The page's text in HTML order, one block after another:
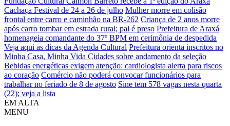
Cachaça Festival de 24 a 26 de julho Mulher morre em colisão
frontal entre carro e caminhão na BR-262 Criança de 2 anos morre
após carro tombar em estrada rural; pai é preso Prefeitura de Araxá
homenageia comandante do 37º BPM em cerimônia de despedida
Veja aqui as dicas da Agenda Cultural Prefeitura orienta inscritos no
Minha Casa, Minha Vida Cidades sobre andamento da seleção
Bebidas energéticas exigem atenção: cardiologista alerta para riscos
ao coração Comércio não poderá convocar funcionários para
trabalhar no feriado de 8 de agosto Sine tem 578 vagas nesta quarta
(22); veja a lista
EM ALTA
MENU